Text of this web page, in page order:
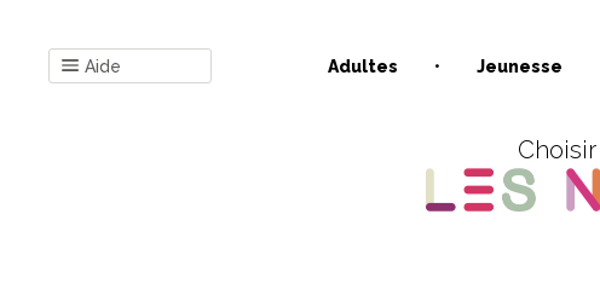
Aide Adultes Jeunesse